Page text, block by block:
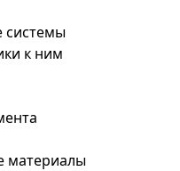
системы
к ним
материалы